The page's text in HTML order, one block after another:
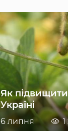
Як підвищити
Україні
6 липня 1